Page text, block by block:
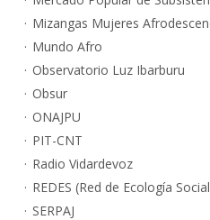
Mizangas Mujeres
Mundo Afro
Observatorio Luz Ibarburu
Obsur
ONAJPU
PIT-CNT
Radio Vidardevoz
REDES (Red de Ecología
SERPAJ